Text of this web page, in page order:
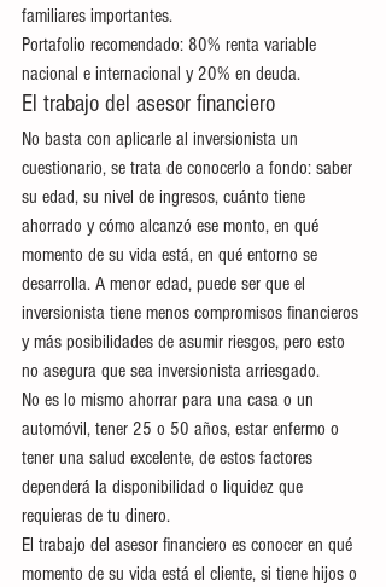
familiares importantes.
Portafolio recomendado: 80% renta variable
nacional e internacional y 20% en deuda.
El trabajo del asesor financiero
No basta con aplicarle al inversionista un
cuestionario, se trata de conocerlo a fondo: saber
su edad, su nivel de ingresos, cuánto tiene
ahorrado y cómo alcanzó ese monto, en qué
momento de su vida está, en qué entorno se
desarrolla. A menor edad, puede ser que el
inversionista tiene menos compromisos financieros
y más posibilidades de asumir riesgos, pero esto
no asegura que sea inversionista arriesgado.
No es lo mismo ahorrar para una casa o un
automóvil, tener 25 o 50 años, estar enfermo o
tener una salud excelente, de estos factores
dependerá la disponibilidad o liquidez que
requieras de tu dinero.
El trabajo del asesor financiero es conocer en qué
momento de su vida está el cliente, si tiene hijos o